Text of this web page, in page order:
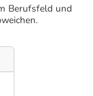
Berufsfeld und